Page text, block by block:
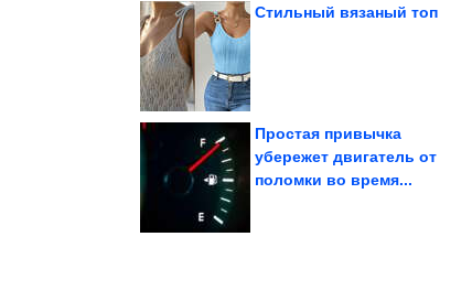
Стильный вязаный топ
Простая привычка
убережет двигатель от
поломки во время...
привлекательные знаки